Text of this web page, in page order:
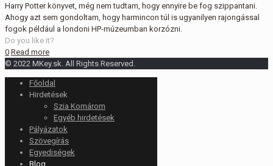
Harry Potter könyvet, még nem tudtam, hogy ennyire be fog szippantani.
Ahogy azt sem gondoltam, hogy harmincon túl is ugyanilyen rajongással
fogok például a londoni HP-múzeumban korzózni.
Do you like it?
0 Read more
© 2022 MKey.sk. All Rights Reserved.
Főoldal
Hirdetések
Szia Komárom
Egyéb hirdetések
Pályázatok
Szövegírás
Egyediségek
Blog